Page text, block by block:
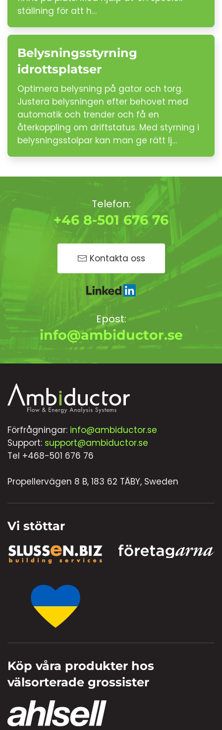
ställning för att h…
Belysningsstyrning
idrottsplatser
Optimera belysning på gator och torg.
Justera belysningen efter behovet med
automatik och trender och få en
återkoppling om driftstatus. Med styrning i
belysningsstolpar kan man ge rätt lj…
Telefon:
+46 8-501 676 76
Kontakta oss
Epost:
info@ambiductor.se
Förfrågningar: info@ambiductor.se
Support: support@ambiductor.se
Tel +468-501 676 76
Propellervägen 8 B, 183 62 TÄBY, Sweden
Vi stöttar
Köp våra produkter hos
välsorterade grossister